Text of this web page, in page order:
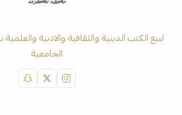
لبيع الكتب الدينية والثقافية والادبية والعلمية
الجامعية